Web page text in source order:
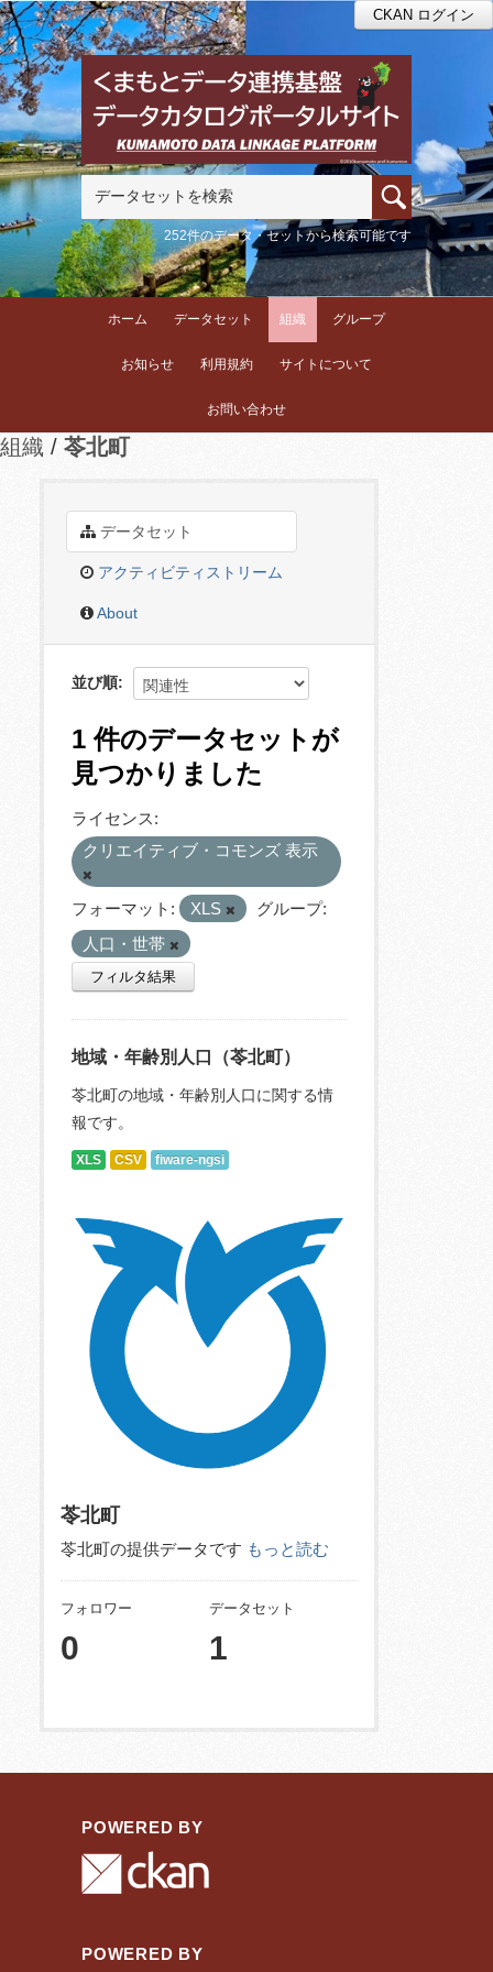
CKAN ログイン
252件のデータ・セットから検索可能です
ホーム データセット 組織 グループ
お知らせ 利用規約 サイトについて
お問い合わせ
組織 苓北町
データセット
アクティビティストリーム
About
並び順
1 件のデータセットが
見つかりました
ライセンス:
クリエイティブ・コモンズ 表示
フォーマット: XLS
グループ:
人口・世帯
フィルタ結果
地域・年齢別人口（苓北町）
苓北町の地域・年齢別人口に関する情
報です。
XLS CSV fiware-ngsi
苓北町
苓北町の提供データです もっと読む
フォロワー
0
データセット
1
POWERED BY
POWERED BY